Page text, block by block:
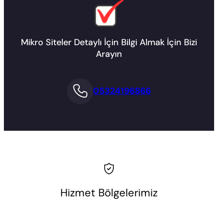
Mikro Siteler Detaylı İçin Bilgi Almak İçin Bizi
Arayın
05324196866
Hizmet Bölgelerimiz